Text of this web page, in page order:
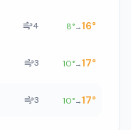
4 8°→16°
3 10°→17°
3 10°→17°